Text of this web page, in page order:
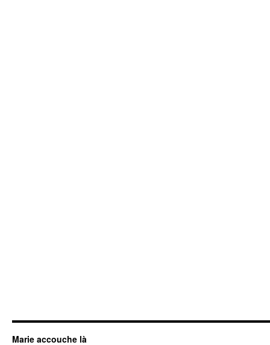
Marie accouche là